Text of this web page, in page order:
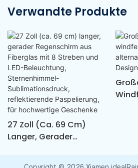
Verwandte Produkte
27 Zoll (ca. 69 Cm)
Langer, Gerader